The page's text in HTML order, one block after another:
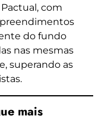
com
do fundo
nas mesmas
superando as
mais